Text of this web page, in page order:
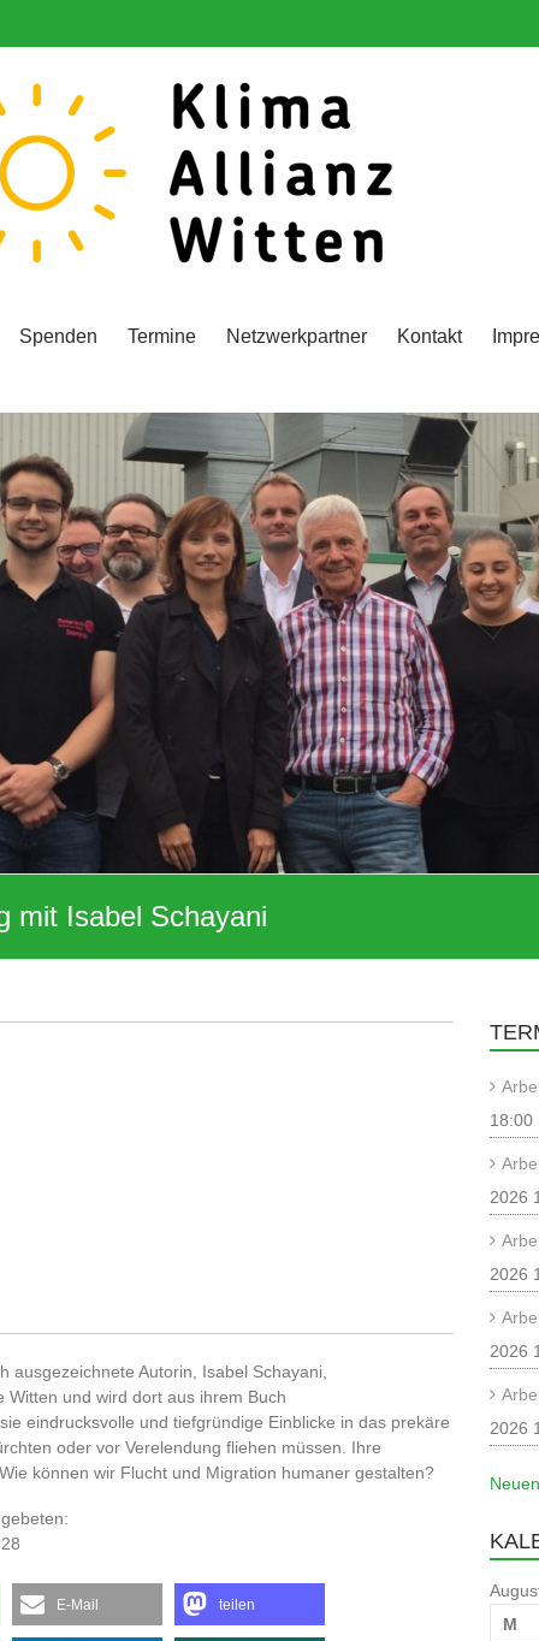
Spenden Termine Netzwerkpartner Kontakt
mit Isabel Schayani
ausgezeichnete Autorin, Isabel Schayani,
Witten und wird dort aus ihrem Buch
eindrucksvolle und tiefgründige Einblicke in das prekäre
oder vor Verelendung fliehen müssen. Ihre
können wir Flucht und Migration humaner gestalten?
E-Mail teilen
18:00
2026
2026
2026
2026
M